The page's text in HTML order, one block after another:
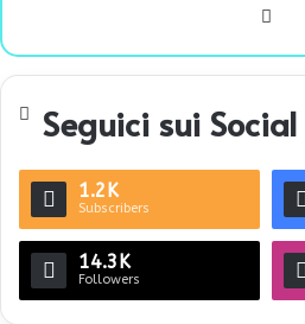
te
Seguici sui Social
1.2K
Subscribers
14.3K
Followers